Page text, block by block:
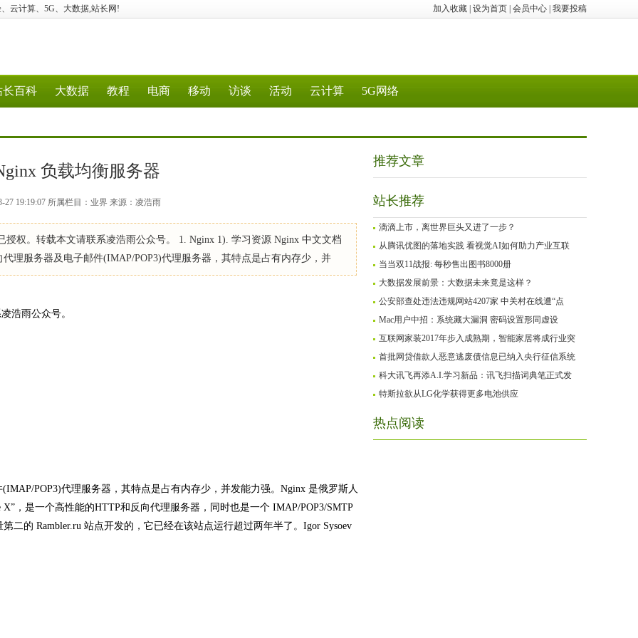
加入收藏 设为首页 会员中心 我要投稿
云计算、5G、大数据,站长网!
长百科 大数据 教程 电商 移动 访谈 活动 云计算 5G网络
负载均衡服务器
27 19:19:07 所属栏目：业界 来源：凌浩雨
授权。转载本文请联系凌浩雨公众号。 1. Nginx 1). 学习资源 Nginx 中文文档
理服务器及电子邮件(IMAP/POP3)代理服务器，其特点是占有内存少，并
浩雨公众号。
POP3)代理服务器，其特点是占有内存少，并发能力强。Nginx 是俄罗斯人
，是一个高性能的HTTP和反向代理服务器，同时也是一个 IMAP/POP3/SMTP
二的 Rambler.ru 站点开发的，它已经在该站点运行超过两年半了。Igor Sysoev
推荐文章
站长推荐
滴滴上市，离世界巨头又进了一步？
从腾讯优图的落地实践 看视觉AI如何助力产业互联
当当双11战报: 每秒售出图书8000册
大数据发展前景：大数据未来竟是这样？
公安部查处违法违规网站4207家 中关村在线遭“点
Mac用户中招：系统藏大漏洞 密码设置形同虚设
互联网家装2017年步入成熟期，智能家居将成行业突
首批网贷借款人恶意逃废债信息已纳入央行征信系统
科大讯飞再添A.I.学习新品：讯飞扫描词典笔正式发
特斯拉欲从LG化学获得更多电池供应
热点阅读